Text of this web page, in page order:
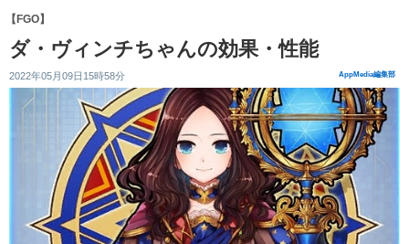
【FGO】
ダ・ヴィンチちゃんの効果・性能
2022年05月09日15時58分 AppMedia編集部